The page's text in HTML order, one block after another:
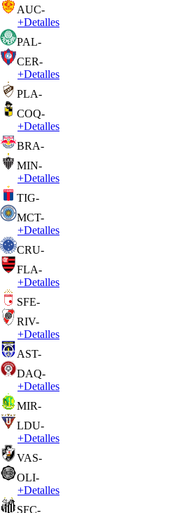
AUC-
+Detalles
PAL-
CER-
+Detalles
PLA-
COQ-
+Detalles
BRA-
MIN-
+Detalles
TIG-
MCT-
+Detalles
CRU-
FLA-
+Detalles
SFE-
RIV-
+Detalles
AST-
DAQ-
+Detalles
MIR-
LDU-
+Detalles
VAS-
OLI-
+Detalles
SFC-